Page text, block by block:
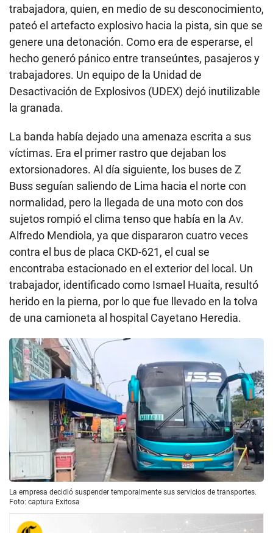
trabajadora, quien, en medio de su desconocimiento,
pateó el artefacto explosivo hacia la pista, sin que se
genere una detonación. Como era de esperarse, el
hecho generó pánico entre transeúntes, pasajeros y
trabajadores. Un equipo de la Unidad de
Desactivación de Explosivos (UDEX) dejó inutilizable
la granada.
La banda había dejado una amenaza escrita a sus
víctimas. Era el primer rastro que dejaban los
extorsionadores. Al día siguiente, los buses de Z
Buss seguían saliendo de Lima hacia el norte con
normalidad, pero la llegada de una moto con dos
sujetos rompió el clima tenso que había en la Av.
Alfredo Mendiola, ya que dispararon cuatro veces
contra el bus de placa CKD-621, el cual se
encontraba estacionado en el exterior del local. Un
trabajador, identificado como Ismael Huaita, resultó
herido en la pierna, por lo que fue llevado en la tolva
de una camioneta al hospital Cayetano Heredia.
La empresa decidió suspender temporalmente sus servicios de transportes.
Foto: captura Exitosa